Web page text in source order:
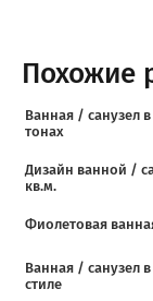
Похожие
Ванная / санузел
тонах
Дизайн ванной /
кв.м.
Фиолетовая
Ванная / санузел
стиле